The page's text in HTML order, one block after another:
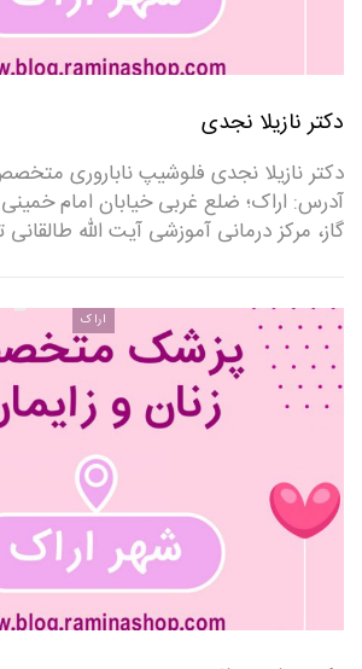
دکتر نازیلا نجدی
دکتر نازیلا نجدی فلوشیپ ناباروری
آدرس: اراک؛ ضلع غربی خیابان امام
گاز، مرکز درمانی آموزشی آیت الله
اراک